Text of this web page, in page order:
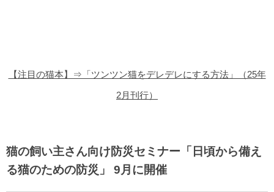
【注目の猫本】⇒「ツンツン猫をデレデレにする方法」（25年
2月刊行）
猫の飼い主さん向け防災セミナー「日頃から備え
る猫のための防災」 9月に開催
猫のゲーム・アプリ
猫のフリー写真素材